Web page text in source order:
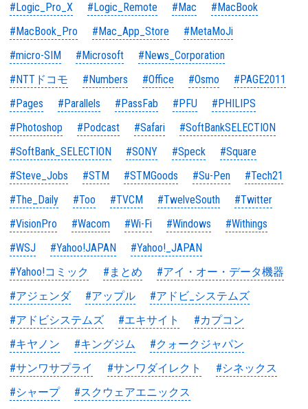
#Logic_Pro_X
#Logic_Remote #Mac
#MacBook
#MacBook_Pro
#Mac_App_Store
#MetaMoJi
#micro-SIM
#Microsoft
#News_Corporation
#NTTドコモ
#Numbers #Office #Osmo
#PAGE2011
#Pages
#Parallels #PassFab #PFU
#PHILIPS
#Photoshop
#Podcast #Safari
#SoftBankSELECTION
#SoftBank_SELECTION
#SONY #Speck
#Square
#Steve_Jobs
#STM #STMGoods #Su-Pen
#Tech21
#The_Daily
#Too #TVCM #TwelveSouth
#Twitter
#VisionPro
#Wacom #Wi-Fi #Windows
#Withings
#WSJ
#Yahoo!JAPAN
#Yahoo!_JAPAN
#Yahoo!コミック
#まとめ
#アイ・オー・データ機器
#アジェンダ
#アップル
#アドビ_システムズ
#アドビシステムズ
#エキサイト
#カプコン
#キヤノン
#キングジム
#クォークジャパン
#サンワサプライ
#サンワダイレクト
#シネックス
#シャープ
#スクウェアエニックス